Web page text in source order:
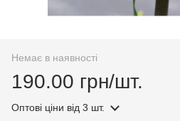
Немає в наявності
190.00 грн/шт.
Оптові ціни від 3 шт.